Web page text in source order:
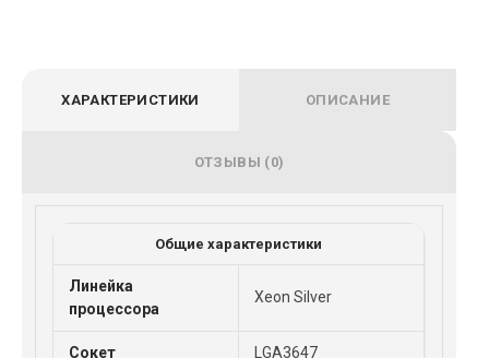
ХАРАКТЕРИСТИКИ ОПИСАНИЕ
ОТЗЫВЫ (0)
Общие характеристики
Линейка
процессора
Xeon Silver
Сокет LGA3647